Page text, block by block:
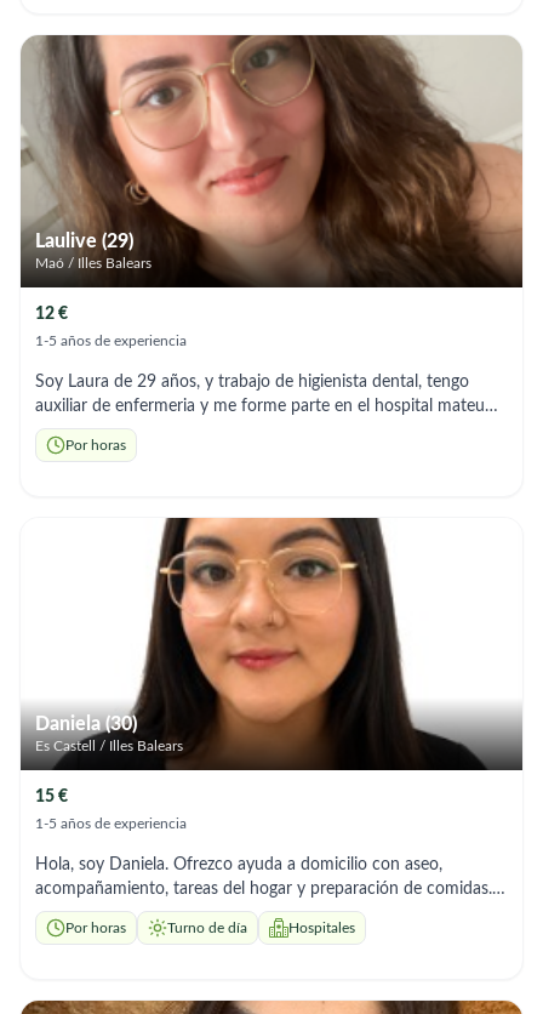
Laulive (29)
Maó / Illes Balears
12 €
1-5 años de experiencia
Soy Laura de 29 años, y trabajo de higienista dental, tengo
auxiliar de enfermeria y me forme parte en el hospital mateu
orfila, tengo disponible los findes para dedicarme a ser
cuidadora
Por horas
Daniela (30)
Es Castell / Illes Balears
15 €
1-5 años de experiencia
Hola, soy Daniela. Ofrezco ayuda a domicilio con aseo,
acompañamiento, tareas del hogar y preparación de comidas.
Soy responsable y me adapto a los horarios que necesites
Por horas Turno de día Hospitales